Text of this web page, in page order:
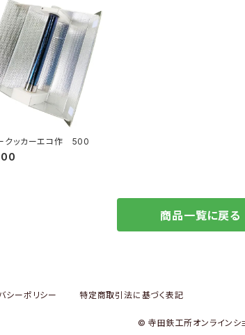
クッカーエコ作 500
商品一覧に戻る
シーポリシー 特定商取引法に基づく表記
© 寺田鉄工所オンラインシ